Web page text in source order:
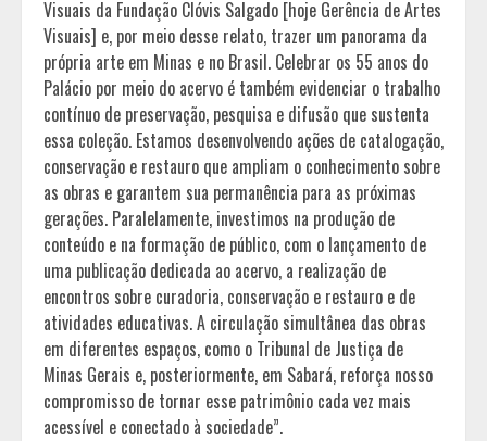
Visuais da Fundação Clóvis Salgado [hoje Gerência de Artes
Visuais] e, por meio desse relato, trazer um panorama da
própria arte em Minas e no Brasil. Celebrar os 55 anos do
Palácio por meio do acervo é também evidenciar o trabalho
contínuo de preservação, pesquisa e difusão que sustenta
essa coleção. Estamos desenvolvendo ações de catalogação,
conservação e restauro que ampliam o conhecimento sobre
as obras e garantem sua permanência para as próximas
gerações. Paralelamente, investimos na produção de
conteúdo e na formação de público, com o lançamento de
uma publicação dedicada ao acervo, a realização de
encontros sobre curadoria, conservação e restauro e de
atividades educativas. A circulação simultânea das obras
em diferentes espaços, como o Tribunal de Justiça de
Minas Gerais e, posteriormente, em Sabará, reforça nosso
compromisso de tornar esse patrimônio cada vez mais
acessível e conectado à sociedade”.